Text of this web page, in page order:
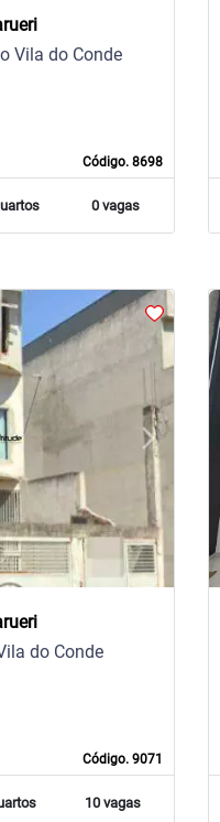
Código. 8698
Vila do Conde
0 vagas
arrow_forward_ios
Next
Código. 9071
do Conde
10 vagas